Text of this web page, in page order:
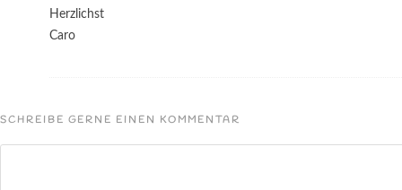
Herzlichst
Caro
SCHREIBE GERNE EINEN KOMMENTAR